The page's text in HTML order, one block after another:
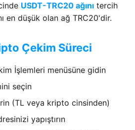
USDT-TRC20 ağını tercih
en düşük olan ağ TRC20'dir.
Çekim Süreci
İşlemleri menüsüne gidin
seçin
(TL veya kripto cinsinden)
yapıştırın